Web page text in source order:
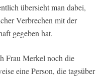
übersieht man dabei,
Verbrechen mit der
gegeben hat.
Frau Merkel noch die
eine Person, die tagsüber